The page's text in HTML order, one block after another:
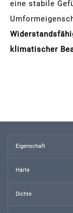
eine stabile
klimatischer
Eigenschaft
Härte
Dichte